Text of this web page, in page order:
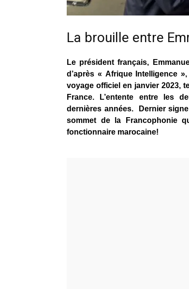
La brouille entre
Le président français,
d’après « Afrique Intelligence
voyage officiel en janvier 2023,
France. L’entente entre les
dernières années. Dernier
sommet de la Francophonie
fonctionnaire marocaine!